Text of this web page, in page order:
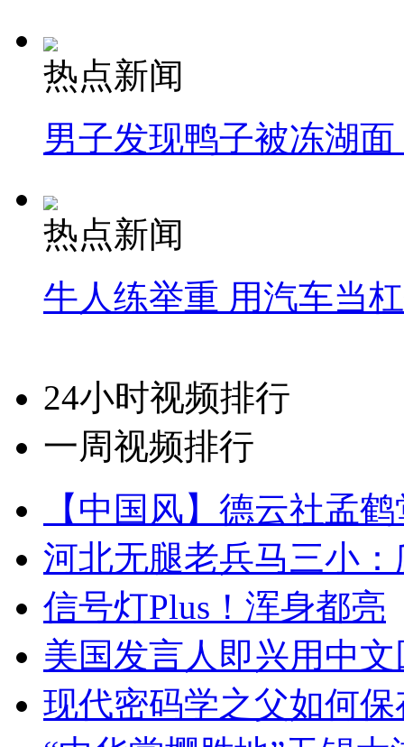
热点新闻
男子发现鸭子被冻湖
热点新闻
牛人练举重 用汽车当
24小时视频排行
一周视频排行
【中国风】德云社孟
河北无腿老兵马三小
信号灯Plus！浑身都亮
美国发言人即兴用中
现代密码学之父如何